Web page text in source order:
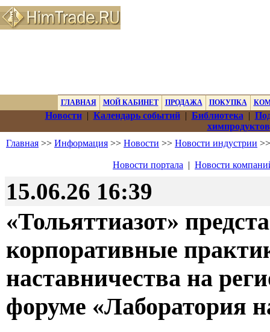
ГЛАВНАЯ МОЙ КАБИНЕТ ПРОДАЖА ПОКУПКА
Новости| Календарь событий| Библиотека |
химпродуктов
Главная >> Информация >> Новости >> Новости индустрии
Новости портала | Новости
15.06.26 16:39
«Тольяттиазот»
корпоративные
наставничества на
форуме «Лаборатория